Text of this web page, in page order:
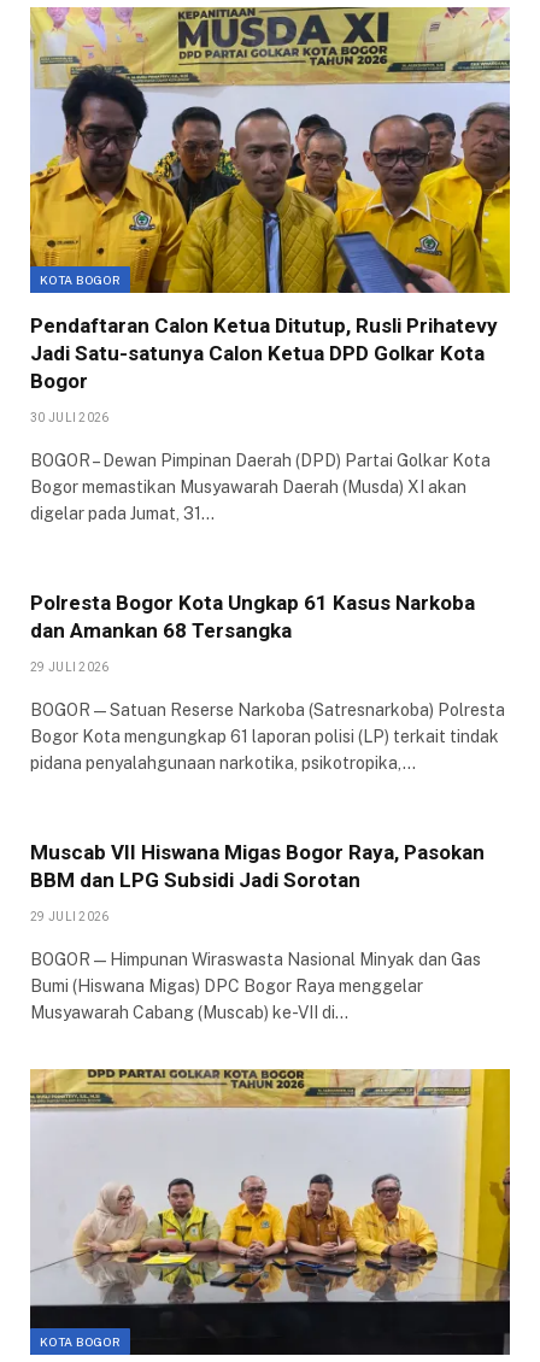
KOTA BOGOR
Pendaftaran Calon Ketua Ditutup, Rusli Prihatevy
Jadi Satu-satunya Calon Ketua DPD Golkar Kota
Bogor
30 JULI 2026
BOGOR – Dewan Pimpinan Daerah (DPD) Partai Golkar Kota
Bogor memastikan Musyawarah Daerah (Musda) XI akan
digelar pada Jumat, 31…
Polresta Bogor Kota Ungkap 61 Kasus Narkoba
dan Amankan 68 Tersangka
29 JULI 2026
BOGOR — Satuan Reserse Narkoba (Satresnarkoba) Polresta
Bogor Kota mengungkap 61 laporan polisi (LP) terkait tindak
pidana penyalahgunaan narkotika, psikotropika,…
Muscab VII Hiswana Migas Bogor Raya, Pasokan
BBM dan LPG Subsidi Jadi Sorotan
29 JULI 2026
BOGOR — Himpunan Wiraswasta Nasional Minyak dan Gas
Bumi (Hiswana Migas) DPC Bogor Raya menggelar
Musyawarah Cabang (Muscab) ke-VII di…
KOTA BOGOR